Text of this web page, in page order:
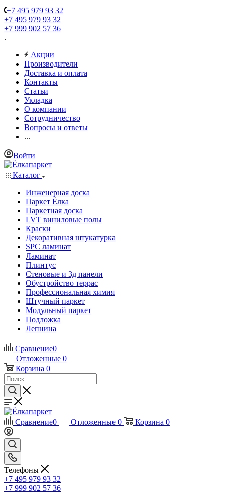
+7 495 979 93 32
+7 495 979 93 32
+7 999 902 57 36
Акции
Производители
Доставка и оплата
Контакты
Статьи
Укладка
О компании
Сотрудничество
Вопросы и ответы
...
Войти
Каталог
Инженерная доска
Паркет Ёлка
Паркетная доска
LVT виниловые полы
Краски
Декоративная штукатурка
SPC ламинат
Ламинат
Плинтус
Стеновые и 3д панели
Обустройство террас
Профессиональная химия
Штучный паркет
Модульный паркет
Подложка
Лепнина
Сравнение0
Отложенные 0
Корзина 0
Сравнение0 Отложенные 0 Корзина 0
Телефоны
+7 495 979 93 32
+7 999 902 57 36